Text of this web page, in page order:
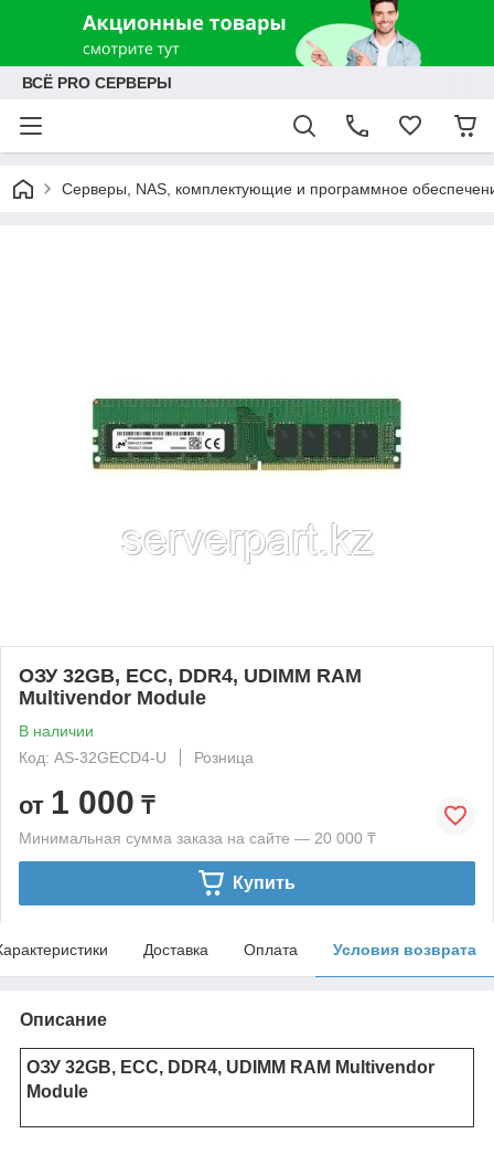
ВСЁ PRO СЕРВЕРЫ
Серверы, NAS, комплектующие и программное
ОЗУ 32GB, ECC, DDR4, UDIMM RAM
Multivendor Module
В наличии
Код: AS-32GECD4-U
Розница
от 1 000 ₸
Минимальная сумма заказа на сайте — 20 000 ₸
Купить
Доставка Оплата Условия возврата
Описание
ОЗУ 32GB, ECC, DDR4, UDIMM RAM Multivendor
Module